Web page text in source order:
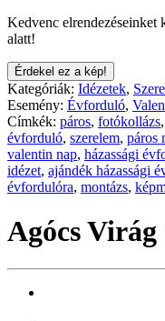
Kedvenc
alatt!
Érdekel ez a kép!
Kategóriák: Idézetek,
Esemény: Évforduló,
Címkék: páros, fotókollázs,
évforduló, szerelem, páros
valentin nap, házassági
idézet, ajándék házassági
évfordulóra, montázs,
Agócs Virág